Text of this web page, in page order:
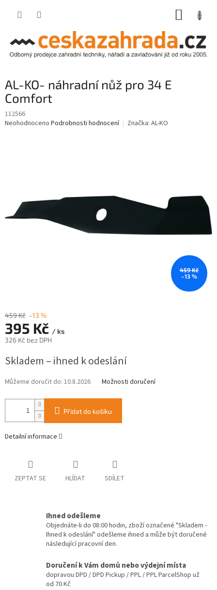
AL-KO- náhradní nůž pro 34 E
Comfort
112566
Průměrné
Neohodnoceno Podrobnosti hodnocení Značka: AL-KO
459 Kč
–13 %
459 Kč –13 %
395 Kč / ks
326 Kč bez DPH
cena:
Skladem – ihned k odeslání
Můžeme doručit do: 10.8.2026 Možnosti doručení
Přidat do košíku
Detailní informace
ZEPTAT SE HLÍDAT SDÍLET
Ihned odešleme
Objednáte-li do 08:00 hodin, zboží označené "Skladem -
Ihned k odeslání" odešleme ihned a může být doručené
následující pracovní den.
Doručení k Vám domů nebo výdejní místa
dopravou DPD / DPD Pickup / PPL / PPL ParcelShop už
od 70 Kč